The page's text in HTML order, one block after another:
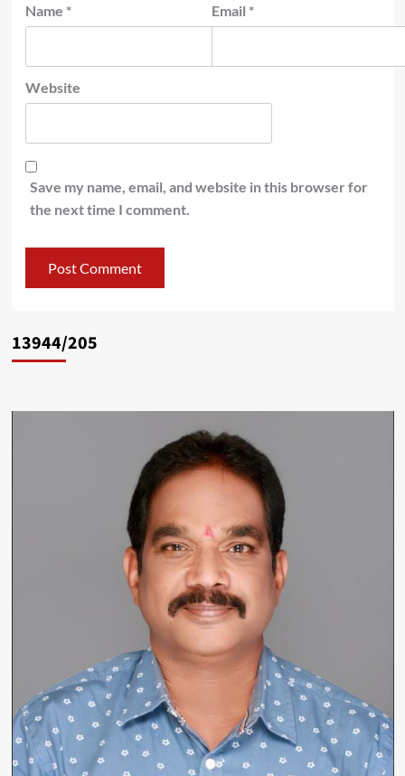
Name * Email *
Website
Save my name, email, and website in this browser for
the next time I comment.
13944/205